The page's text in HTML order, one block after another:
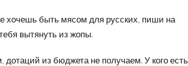
хочешь быть мясом для русских, пиши на
вытянуть из жопы.
дотаций из бюджета не получаем. У кого есть